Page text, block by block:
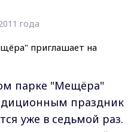
года
парке "Мещёра"
праздник
уже в седьмой раз.